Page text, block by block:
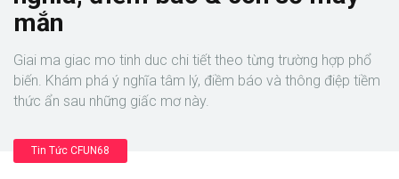
mắn
Giai ma giac mo tinh duc chi tiết theo từng trường hợp phổ
biến. Khám phá ý nghĩa tâm lý, điềm báo và thông điệp tiềm
thức ẩn sau những giấc mơ này.
Tin Tức CFUN68